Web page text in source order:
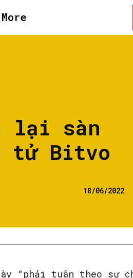
More
lại sàn
tử Bitvo
18/06/2022
“phải tuân theo sự